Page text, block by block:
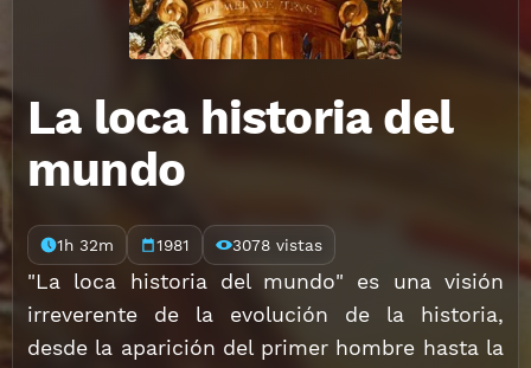
La loca historia del
mundo
1h 32m 1981 3078 vistas
"La loca historia del mundo" es una visión
irreverente de la evolución de la historia,
desde la aparición del primer hombre hasta la